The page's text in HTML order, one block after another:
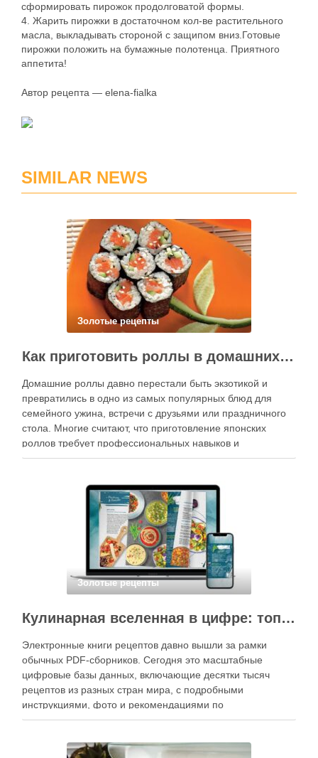
сформировать пирожок продолговатой формы.
4. Жарить пирожки в достаточном кол-ве растительного
масла, выкладывать стороной с защипом вниз.Готовые
пирожки положить на бумажные полотенца. Приятного
аппетита!
Автор рецепта — elena-fialka
SIMILAR NEWS
Золотые рецепты
Как приготовить роллы в домашних условиях?
Домашние роллы давно перестали быть экзотикой и
превратились в одно из самых популярных блюд для
семейного ужина, встречи с друзьями или праздничного
стола. Многие считают, что приготовление японских
роллов требует профессиональных навыков и
специального оборудования, однако на практике сделать
кухне. Главное — …
Золотые рецепты
Кулинарная вселенная в цифре: топ-3 самых больших электронных книг рецептов
Электронные книги рецептов давно вышли за рамки
обычных PDF-сборников. Сегодня это масштабные
цифровые базы данных, включающие десятки тысяч
рецептов из разных стран мира, с подробными
инструкциями, фото и рекомендациями по
приготовлению. В отличие от печатных изданий,
контент, расширять коллекции блюд и добавлять новые